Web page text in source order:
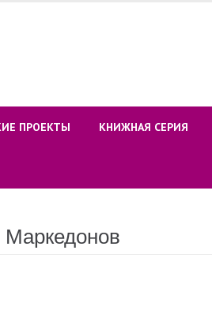
ПРОЕКТЫ КНИЖНАЯ СЕРИЯ